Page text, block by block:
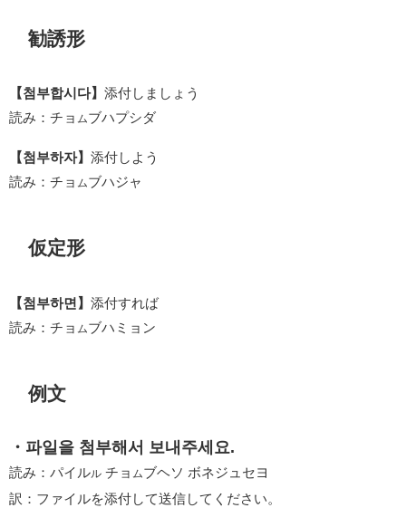
勧誘形
【첨부합시다】 添付しましょう
読み：チョ ムブハプシダ
【첨부하자】 添付しよう
読み：チョ ムブハジャ
仮定形
【첨부하면】 添付すれば
読み：チョ ムブハミョン
例文
・파일을 첨부해서 보내주세요.
読み：パイルル チョ ムブヘソ ボネジュセヨ
訳：ファイルを添付して送信してください。